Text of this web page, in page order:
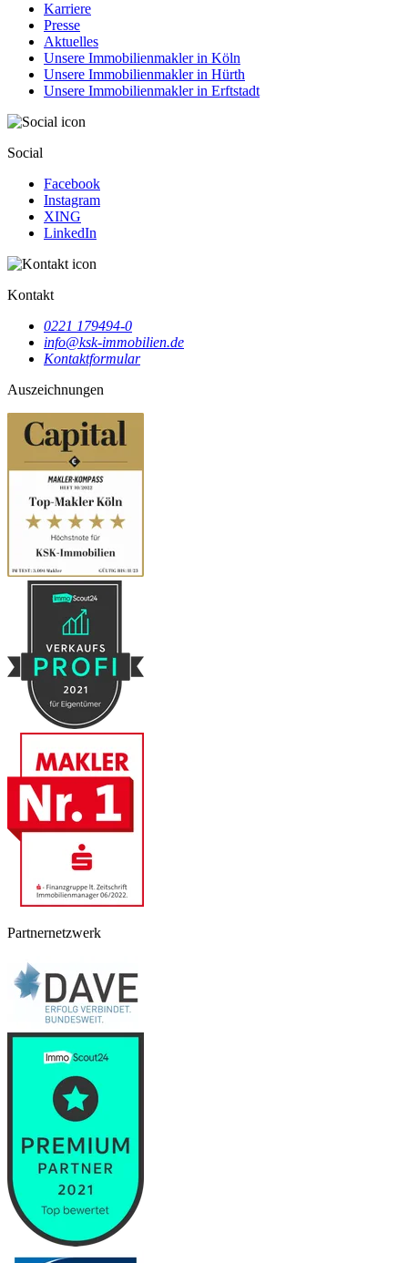
Karriere
Presse
Aktuelles
Unsere Immobilienmakler in Köln
Unsere Immobilienmakler in Hürth
Unsere Immobilienmakler in Erftstadt
Social
Facebook
Instagram
XING
LinkedIn
Kontakt
0221 179494-0
info@ksk-immobilien.de
Kontaktformular
Auszeichnungen
Partnernetzwerk